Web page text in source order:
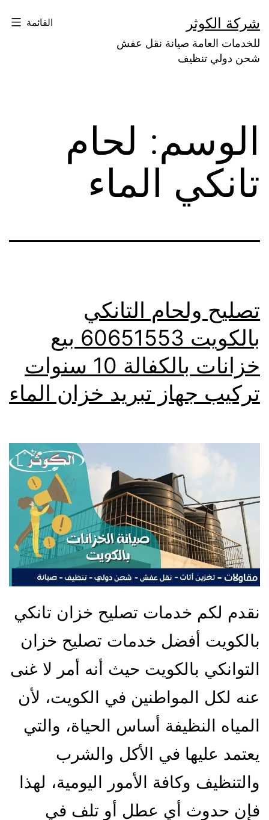
إلى
المحتوى
شركة الكوثر
للخدمات العامة صيانة نقل عفش
شحن دولي تنظيف
القائمة
الوسم: لحام
تانكي الماء
تصليح ولحام التانكي
بالكويت 60651553 بيع
خزانات بالكفالة 10 سنوات
تركيب جهاز تبريد خزان الماء
نقدم لكم خدمات تصليح خزان تانكي
بالكويت أفضل خدمات تصليح خزان
التوانكي بالكويت حيث أنه أمر لا غنى
عنه لكل المواطنين في الكويت، لأن
المياه النظيفة أساس الحياة، والتي
يعتمد عليها في الأكل والشرب
والتنظيف وكافة الأمور اليومية، لهذا
فإن حدوث أي عطل أو تلف في